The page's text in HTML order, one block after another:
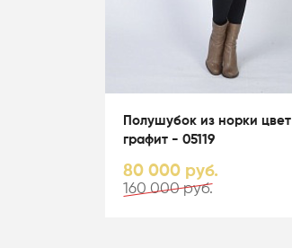
Полушубок из норки цвет
графит - 05119
80 000 руб.
160 000 руб.